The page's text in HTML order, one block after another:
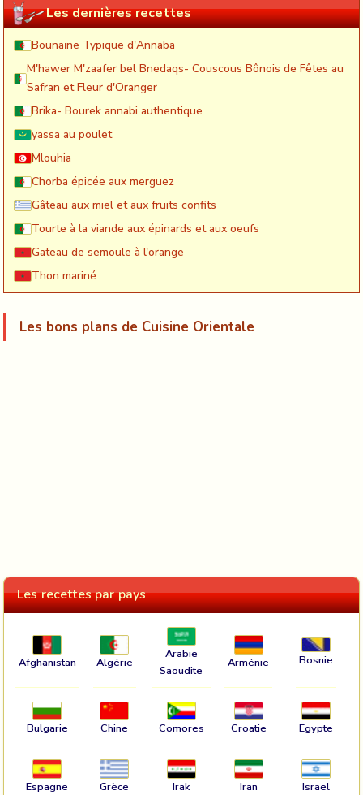
Les dernières recettes
Bounaïne Typique d'Annaba
M'hawer M'zaafer bel Bnedaqs- Couscous Bônois de Fêtes au
Safran et Fleur d'Oranger
Brika- Bourek annabi authentique
yassa au poulet
Mlouhia
Chorba épicée aux merguez
Gâteau aux miel et aux fruits confits
Tourte à la viande aux épinards et aux oeufs
Gateau de semoule à l'orange
Thon mariné
Les bons plans de Cuisine Orientale
Les recettes par pays
Afghanistan Algérie
Arabie
Saoudite
Arménie Bosnie
Bulgarie Chine Comores Croatie Egypte
Espagne Grèce Irak Iran Israel